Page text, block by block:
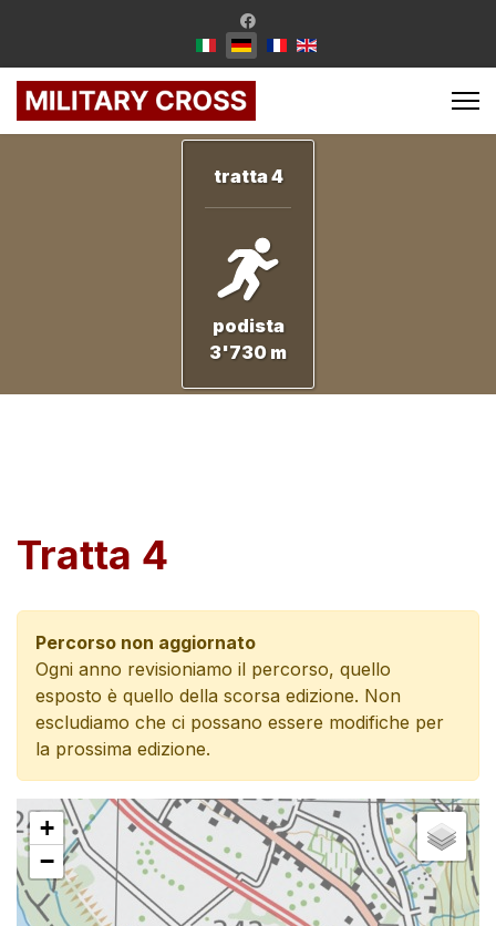
tratta 4
podista
3'730 m
Tratta 4
Percorso non aggiornato
Ogni anno revisioniamo il percorso, quello
esposto è quello della scorsa edizione. Non
escludiamo che ci possano essere modifiche per
la prossima edizione.
+
−